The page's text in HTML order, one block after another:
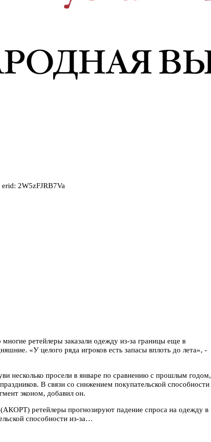
2W5zFJRB7Va
ретейлеры заказали одежду из-за границы еще в
«У целого ряда игроков есть запасы вплоть до лета», -
несколько просели в январе по сравнению с прошлым годом,
В связи со снижением покупательской способности
эконом, добавил он.
ретейлеры прогнозируют падение спроса на одежду в
способности из-за…